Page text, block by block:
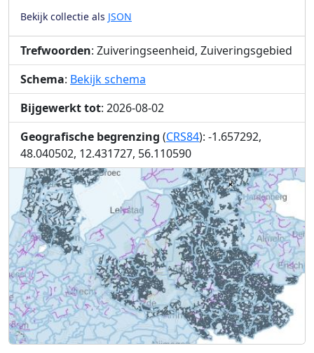
Bekijk collectie als JSON
Trefwoorden: Zuiveringseenheid, Zuiveringsgebied
Schema: Bekijk schema
Bijgewerkt tot: 2026-08-02
Geografische begrenzing (CRS84): -1.657292,
48.040502, 12.431727, 56.110590